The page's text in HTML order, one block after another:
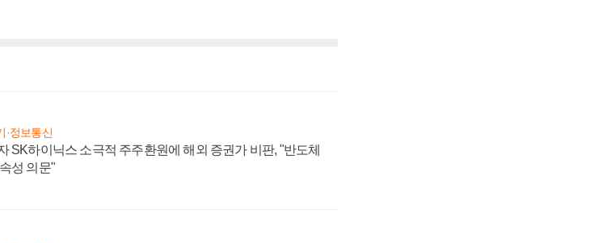
·정보통신
SK하이닉스 소극적 주주환원에 해외 증권가 비판, "반도체
성 의문"